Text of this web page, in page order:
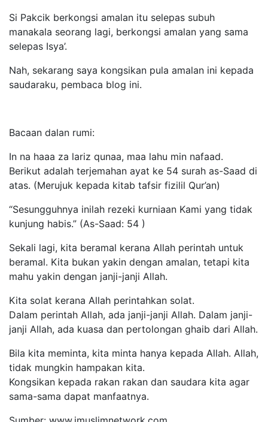
Si Pakcik berkongsi amalan itu selepas subuh
manakala seorang lagi, berkongsi amalan yang sama
selepas Isya’.
Nah, sekarang saya kongsikan pula amalan ini kepada
saudaraku, pembaca blog ini.
Bacaan dalan rumi:
In na haaa za lariz qunaa, maa lahu min nafaad.
Berikut adalah terjemahan ayat ke 54 surah as-Saad di
atas. (Merujuk kepada kitab tafsir fizilil Qur’an)
“Sesungguhnya inilah rezeki kurniaan Kami yang tidak
kunjung habis.” (As-Saad: 54 )
Sekali lagi, kita beramal kerana Allah perintah untuk
beramal. Kita bukan yakin dengan amalan, tetapi kita
mahu yakin dengan janji-janji Allah.
Kita solat kerana Allah perintahkan solat.
Dalam perintah Allah, ada janji-janji Allah. Dalam janji-
janji Allah, ada kuasa dan pertolongan ghaib dari Allah.
Bila kita meminta, kita minta hanya kepada Allah. Allah,
tidak mungkin hampakan kita.
Kongsikan kepada rakan rakan dan saudara kita agar
sama-sama dapat manfaatnya.